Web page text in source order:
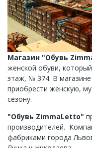
Магазин "Обувь
женской обуви,
этаж, № 374. В
приобрести женскую,
сезону.
"Обувь ZimmaLetto"
производителей.
фабриками города